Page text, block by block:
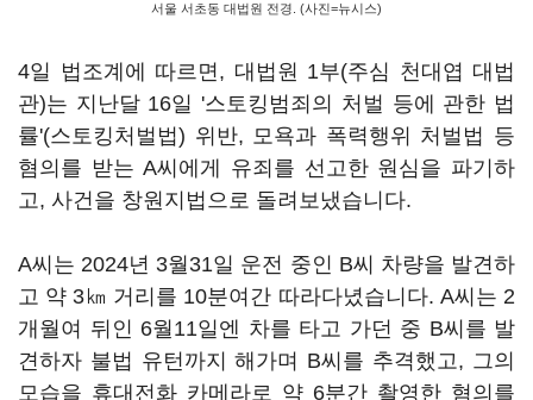
서울 서초동 대법원 전경. (사진=뉴시스)
4일 법조계에 따르면, 대법원 1부(주심 천대엽 대법
관)는 지난달 16일 '스토킹범죄의 처벌 등에 관한 법
률'(스토킹처벌법) 위반, 모욕과 폭력행위 처벌법 등
혐의를 받는 A씨에게 유죄를 선고한 원심을 파기하
고, 사건을 창원지법으로 돌려보냈습니다.
A씨는 2024년 3월31일 운전 중인 B씨 차량을 발견하
고 약 3㎞ 거리를 10분여간 따라다녔습니다. A씨는 2
개월여 뒤인 6월11일엔 차를 타고 가던 중 B씨를 발
견하자 불법 유턴까지 해가며 B씨를 추격했고, 그의
모습을 휴대전화 카메라로 약 6분간 촬영한 혐의를